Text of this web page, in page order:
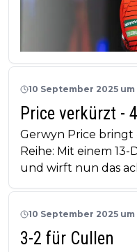
10 September 2025 um
Price verkürzt -
Gerwyn Price bringt
Reihe: Mit einem
und wirft nun das
10 September 2025 um
3-2 für Cullen